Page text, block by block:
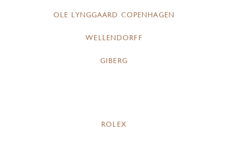
OLE LYNGGAARD COPENHAGEN
WELLENDORFF
GIBERG
ROLEX